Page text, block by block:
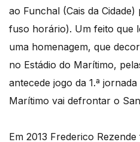
ao Funchal (Cais da
fuso horário). Um feito que
uma homenagem, que
no Estádio do Marítimo,
antecede jogo da 1.ª
Marítimo vai defrontar o
Em 2013 Frederico